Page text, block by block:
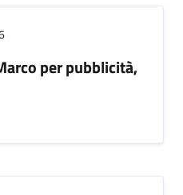
per pubblicità,